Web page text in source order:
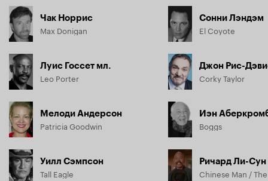
Чак Норрис
Max Donigan
Луис Госсет мл.
Leo Porter
Мелоди Андерсон
Patricia Goodwin
Уилл Сэмпсон
Tall Eagle
Сонни Лэндэм
El Coyote
Джон Рис-
Corky Taylor
Иэн
Boggs
Ричард Ли-Сун
Chinese Man /